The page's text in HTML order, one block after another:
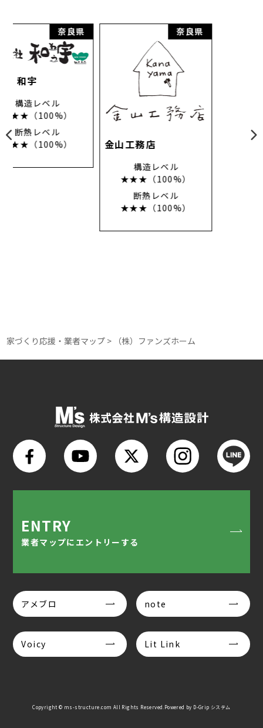
金山工務店
構造レベル
協栄ホーム（株）
構造レベル
断熱レベル
家づくり応援・業者マップ > （株）ファンズホーム
ENTRY
業者マップにエントリーする
アメブロ note
Voicy Lit Link
Copyright © ms-structure.com All Rights Reserved.Powered by D-Grip システム